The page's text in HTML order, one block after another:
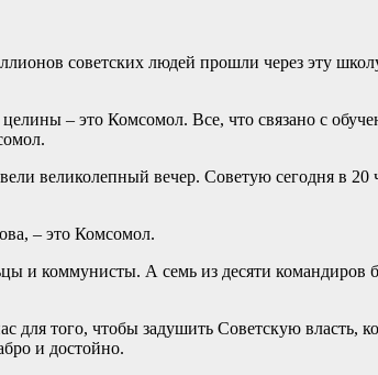
советских людей прошли через эту
– это Комсомол. Все, что связано с
великолепный вечер. Советую сегодня в 20
– это Комсомол.
и коммунисты. А семь из десяти командиров
для того, чтобы задушить Советскую власть,
и достойно.